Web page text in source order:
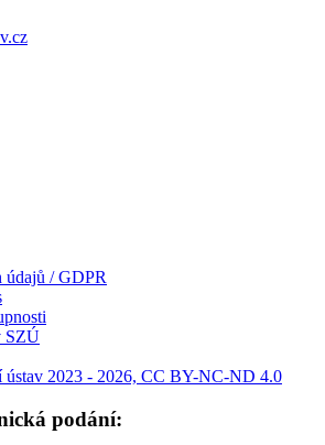
údajů / GDPR
SZÚ
ústav 2023 - 2026, CC BY-NC-ND 4.0
podání: